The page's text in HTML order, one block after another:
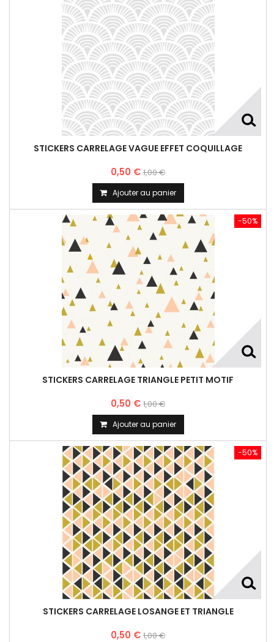
STICKERS CARRELAGE VAGUE EFFET COQUILLAGE
0,50 €1,00 €
Ajouter au panier
STICKERS CARRELAGE TRIANGLE PETIT MOTIF
0,50 €1,00 €
-50%
Ajouter au panier
STICKERS CARRELAGE LOSANGE ET TRIANGLE
0,50 €1,00 €
-50%